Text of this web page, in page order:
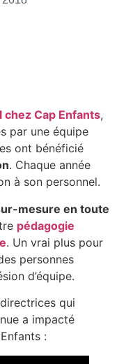
Cap Enfants,
par une équipe
ont bénéficié
. Chaque année
à son personnel.
mesure en toute
pédagogie
. Un vrai plus pour
personnes
d’équipe.
qui
a impacté
: